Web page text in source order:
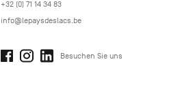
+32 (0) 71 14 34 83
info@lepaysdeslacs.be
Besuchen Sie uns